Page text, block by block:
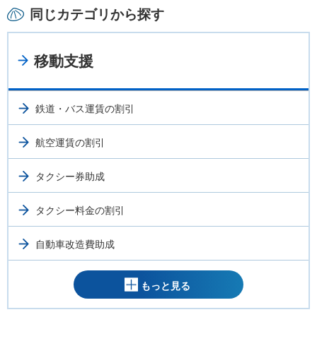
同じカテゴリから探す
移動支援
鉄道・バス運賃の割引
航空運賃の割引
タクシー券助成
タクシー料金の割引
自動車改造費助成
もっと見る